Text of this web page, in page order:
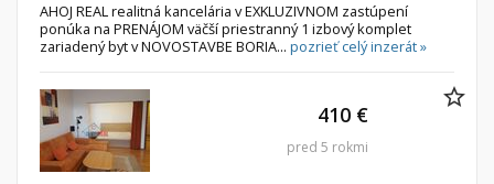
AHOJ REAL realitná kancelária v EXKLUZIVNOM zastúpení
ponúka na PRENÁJOM väčší priestranný 1 izbový komplet
zariadený byt v NOVOSTAVBE BORIA... pozrieť celý inzerát »
410 €
pred 5 rokmi